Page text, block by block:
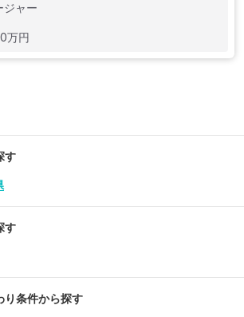
ジャー
万円
す
す
り条件から探す